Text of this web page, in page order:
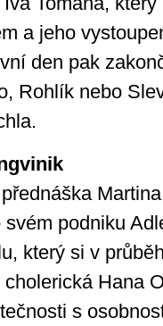
a jeho
den pak
Rohlík nebo
podniku
který si v
Hana
s